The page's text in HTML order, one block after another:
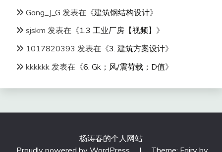
Gang_J_G 发表在《建筑钢结构设计》
sjskm 发表在《1.3 工业厂房【视频】 》
1017820393 发表在《3. 建筑方案设计》
kkkkkk 发表在《6. Gk；风/震荷载；D值》
杨涛春的个人网站
Proudly powered by WordPress
| Theme: Fairy by